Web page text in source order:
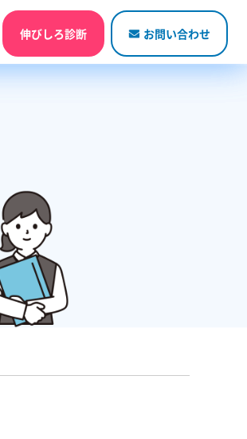
資料ダウンロード お問い合わせ
伸びしろ診断 お問い合わせ